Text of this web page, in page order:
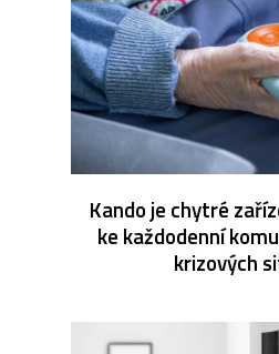
Kando je chytré
ke každodenní
krizových